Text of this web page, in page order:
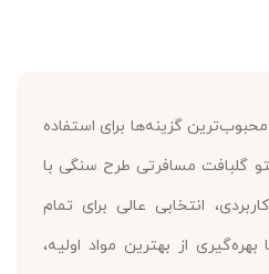
گزینه‌ها برای استفاده
گلبافت مسافرتی طرح سنگی با
انتخابی عالی برای تمام
از بهترین مواد اولیه،